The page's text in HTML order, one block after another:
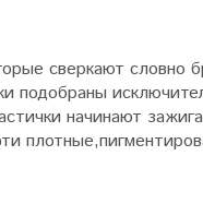
сверкают словно
подобраны
начинают